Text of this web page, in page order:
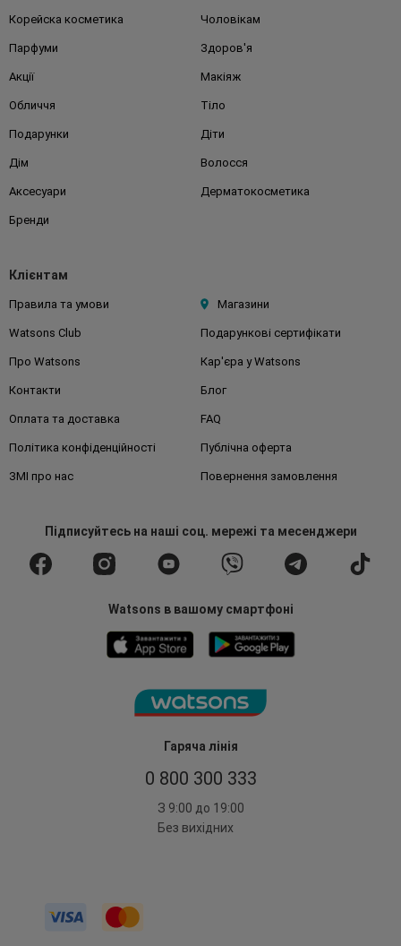
Гаряча лінія
0 800 300 333
З 9:00 до 19:00
Без вихідних
Корейска косметика Чоловікам
Парфуми Здоров'я
Акції Макіяж
Обличчя Тіло
Подарунки Діти
Дім Волосся
Аксесуари Дерматокосметика
Бренди
Клієнтам
Правила та умови Магазини
Watsons Club Подарункові сертифікати
Про Watsons Кар'єра у Watsons
Контакти Блог
Оплата та доставка FAQ
Політика конфіденційності Публічна оферта
ЗМІ про нас Повернення замовлення
Підписуйтесьна наші соц. мережі та месенджери
Watsons в вашому смартфоні